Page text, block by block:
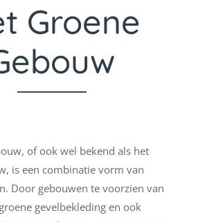
Groene
of ook wel bekend als het
is een combinatie vorm van
Door gebouwen te voorzien van
gevelbekleding en ook